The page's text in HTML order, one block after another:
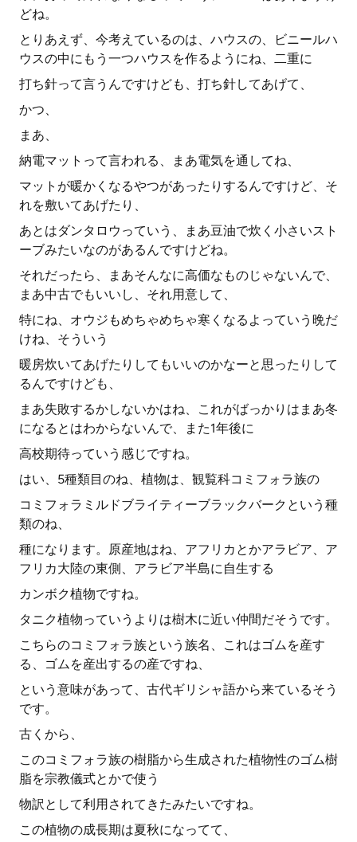
どね。
とりあえず、今考えているのは、ハウスの、ビニールハ
ウスの中にもう一つハウスを作るようにね、二重に
打ち針って言うんですけども、打ち針してあげて、
かつ、
まあ、
納電マットって言われる、まあ電気を通してね、
マットが暖かくなるやつがあったりするんですけど、そ
れを敷いてあげたり、
あとはダンタロウっていう、まあ豆油で炊く小さいスト
ーブみたいなのがあるんですけどね。
それだったら、まあそんなに高価なものじゃないんで、
まあ中古でもいいし、それ用意して、
特にね、オウジもめちゃめちゃ寒くなるよっていう晩だ
けね、そういう
暖房炊いてあげたりしてもいいのかなーと思ったりして
るんですけども、
まあ失敗するかしないかはね、これがばっかりはまあ冬
になるとはわからないんで、また1年後に
高校期待っていう感じですね。
はい、5種類目のね、植物は、観覧科コミフォラ族の
コミフォラミルドブライティーブラックバークという種
類のね、
種になります。原産地はね、アフリカとかアラビア、ア
フリカ大陸の東側、アラビア半島に自生する
カンボク植物ですね。
タニク植物っていうよりは樹木に近い仲間だそうです。
こちらのコミフォラ族という族名、これはゴムを産す
る、ゴムを産出するの産ですね、
という意味があって、古代ギリシャ語から来ているそう
です。
古くから、
このコミフォラ族の樹脂から生成された植物性のゴム樹
脂を宗教儀式とかで使う
物訳として利用されてきたみたいですね。
この植物の成長期は夏秋になってて、